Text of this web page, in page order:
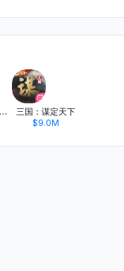
捕鱼大作战-街机打鱼游戏王者
三国：谋定天下
$9.0M